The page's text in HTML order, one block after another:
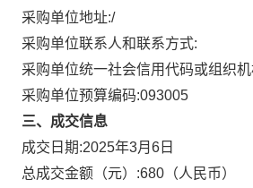
采购单位地址:/
采购单位联系人和联系方式:
采购单位统一社会信用代码或组织
采购单位预算编码:093005
三、成交信息
成交日期:2025年3月6日
总成交金额（元）:680 （人民币）